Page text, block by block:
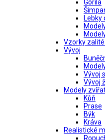
Gorila
Lebky
Vzorky
Vývoj
Vývoj
Vývoj
Modely
Kůň
Prase
Býk
Kráva
Realistické